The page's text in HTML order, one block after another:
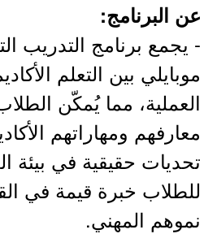
عن البرنامج:
- يجمع برنامج التدريب
موبايلي بين التعلم
العملية، مما يُمكّن
معارفهم ومهاراتهم
تحديات حقيقية في بيئة
للطلاب خبرة قيمة في
نموهم المهني.